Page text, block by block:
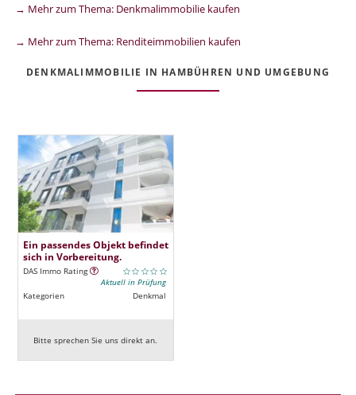
→ Mehr zum Thema: Denkmalimmobilie kaufen
→ Mehr zum Thema: Renditeimmobilien kaufen
DENKMALIMMOBILIE IN HAMBÜHREN UND UMGEBUNG
Ein passendes Objekt befindet
sich in Vorbereitung.
DAS Immo Rating
Aktuell in Prüfung
Kategorien
Denkmal
Bitte sprechen Sie uns direkt an.